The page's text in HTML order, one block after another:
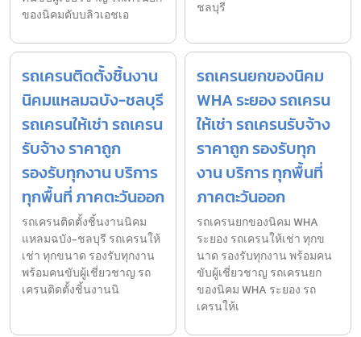
ของนิคมดับบลิวเอชเอ
ชลบุรี
รถเครนติดตั้งชิ้นงาน
นิคมแหลมฉบัง-ชลบุรี
รถเครนให้เช่า รถเครน
รับจ้าง ราคาถูก
รองรับทุกงาน บริการ
ทุกพื้นที่ ภาคตะวันออก
รถเครนติดตั้งชิ้นงานนิคม
แหลมฉบัง-ชลบุรี รถเครนให้
เช่า ทุกขนาด รองรับทุกงาน
พร้อมคนขับผู้เชี่ยวชาญ รถ
เครนติดตั้งชิ้นงานนิ
รถเครนยกของนิคม
WHA ระยอง รถเครน
ให้เช่า รถเครนรับจ้าง
ราคาถูก รองรับทุก
งาน บริการ ทุกพื้นที่
ภาคตะวันออก
รถเครนยกของนิคม WHA
ระยอง รถเครนให้เช่า ทุกข
นาด รองรับทุกงาน พร้อมคน
ขับผู้เชี่ยวชาญ รถเครนยก
ของนิคม WHA ระยอง รถ
เครนให้เ